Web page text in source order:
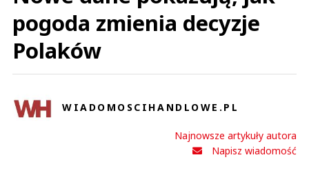
pogoda zmienia decyzje
Polaków
WIADOMOSCIHANDLOWE.PL
Najnowsze artykuły autora
Napisz wiadomość